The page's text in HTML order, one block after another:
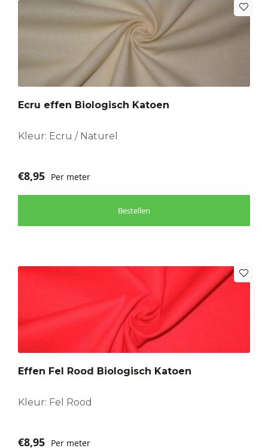
Ecru effen Biologisch Katoen
Kleur: Ecru / Naturel
€8,95 Per meter
Bestellen
Effen Fel Rood Biologisch Katoen
Kleur: Fel Rood
€8,95 Per meter